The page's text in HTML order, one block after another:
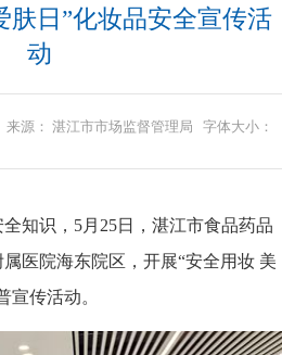
肤日”化妆品安全宣传活
动
来源： 湛江市市场监督管理局
字体大小：
识，5月25日，湛江市食品药品
医院海东院区，开展“安全用妆 美
宣传活动。